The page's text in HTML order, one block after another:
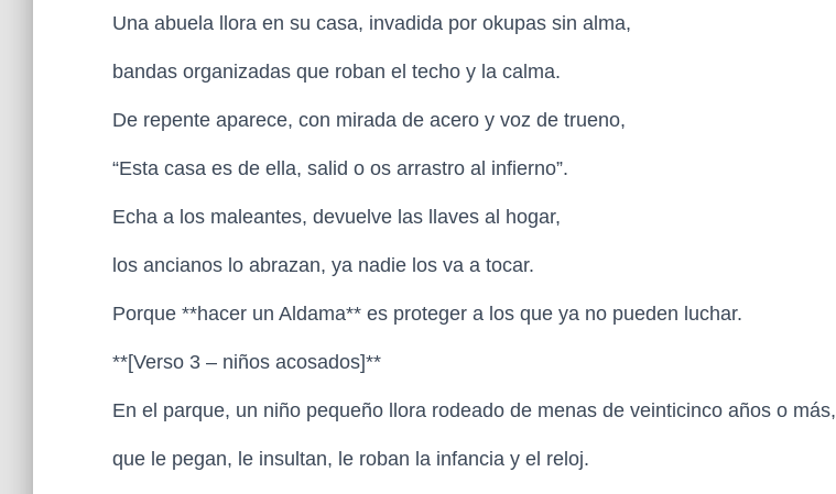
Una abuela llora en su casa, invadida por okupas sin alma,
bandas organizadas que roban el techo y la calma.
De repente aparece, con mirada de acero y voz de trueno,
“Esta casa es de ella, salid o os arrastro al infierno”.
Echa a los maleantes, devuelve las llaves al hogar,
los ancianos lo abrazan, ya nadie los va a tocar.
Porque **hacer un Aldama** es proteger a los que ya no pueden luchar.
**[Verso 3 – niños acosados]**
En el parque, un niño pequeño llora rodeado de menas de veinticinco años o más,
que le pegan, le insultan, le roban la infancia y el reloj.